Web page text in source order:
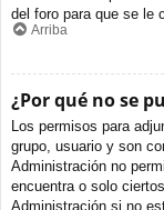
del foro para que se le
Arriba
¿Por qué no se
Los permisos para
grupo, usuario y son
Administración no
encuentra o solo
Administración si no